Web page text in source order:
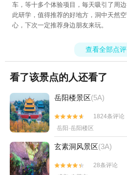
车，等十多个体验项目，毎天吸引了周
此研学，值得推荐的好地方，洞中天然
心，下次一定推荐身边朋友来玩。
查看全部点评
看了该景点的人还看了
岳阳楼景区(5A)


1824条评论
岳阳·岳阳楼区
玄素洞风景区(3A)


28条评论